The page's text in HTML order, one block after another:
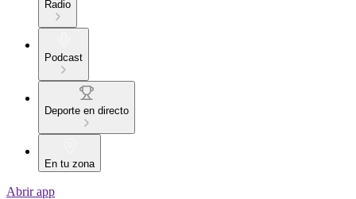
Radio
Podcast
Deporte en directo
En tu zona
Abrir app